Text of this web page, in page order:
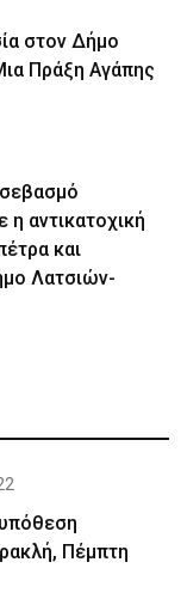
στον Δήμο
Πράξη Αγάπης
αντικατοχική
και
Λατσιών-
Πέμπτη